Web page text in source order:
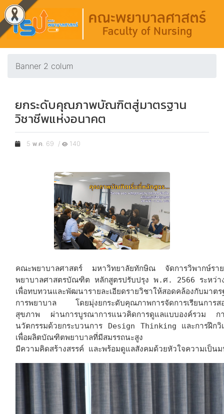
Banner 2 colum
ยกระดับคุณภาพบัณฑิตสู่มาตรฐาน
วิชาชีพแห่งอนาคต
5 พ.ค. 69 / 140
คณะพยาบาลศาสตร์ มหาวิทยาลัยทักษิณ จัดการวิพากษ์ร
พยาบาลศาสตรบัณฑิต หลักสูตรปรับปรุง พ.ศ. 2566 ระหว่
เพื่อทบทวนและพัฒนารายละเอียดรายวิชาให้สอดคล้องกับมา
การพยาบาล โดยมุ่งยกระดับคุณภาพการจัดการเรียนการส
สุขภาพ ผ่านการบูรณาการแนวคิดการดูแลแบบองค์รวม ก
นวัตกรรมด้วยกระบวนการ Design Thinking และการฝึกวิ
เพื่อผลิตบัณฑิตพยาบาลที่มีสมรรถนะสูง
มีความคิดสร้างสรรค์ และพร้อมดูแลสังคมด้วยหัวใจความเป็น